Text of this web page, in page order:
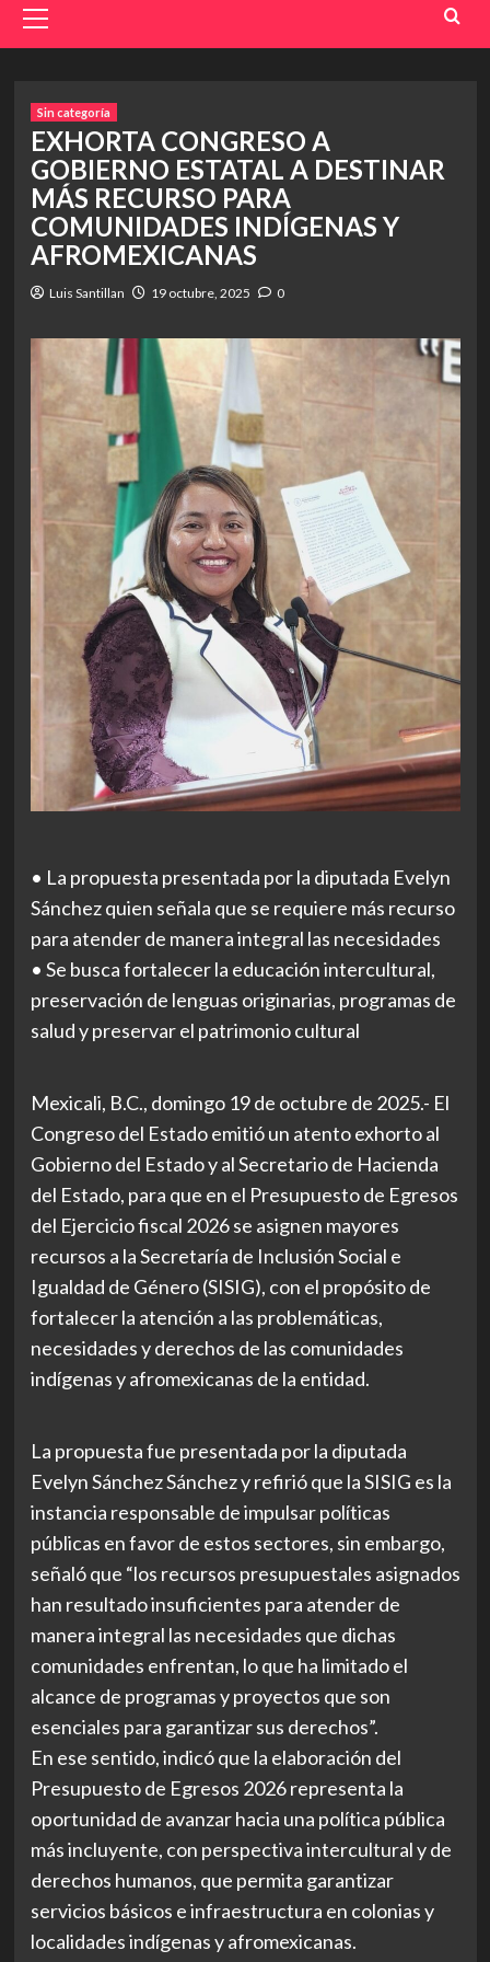
Menu
Sin categoría
EXHORTA CONGRESO A
GOBIERNO ESTATAL A DESTINAR
MÁS RECURSO PARA
COMUNIDADES INDÍGENAS Y
AFROMEXICANAS
Luis Santillan 19 octubre, 2025 0
• La propuesta presentada por la diputada Evelyn
Sánchez quien señala que se requiere más recurso
para atender de manera integral las necesidades
• Se busca fortalecer la educación intercultural,
preservación de lenguas originarias, programas de
salud y preservar el patrimonio cultural
Mexicali, B.C., domingo 19 de octubre de 2025.- El
Congreso del Estado emitió un atento exhorto al
Gobierno del Estado y al Secretario de Hacienda
del Estado, para que en el Presupuesto de Egresos
del Ejercicio fiscal 2026 se asignen mayores
recursos a la Secretaría de Inclusión Social e
Igualdad de Género (SISIG), con el propósito de
fortalecer la atención a las problemáticas,
necesidades y derechos de las comunidades
indígenas y afromexicanas de la entidad.
La propuesta fue presentada por la diputada
Evelyn Sánchez Sánchez y refirió que la SISIG es la
instancia responsable de impulsar políticas
públicas en favor de estos sectores, sin embargo,
señaló que “los recursos presupuestales asignados
han resultado insuficientes para atender de
manera integral las necesidades que dichas
comunidades enfrentan, lo que ha limitado el
alcance de programas y proyectos que son
esenciales para garantizar sus derechos”.
En ese sentido, indicó que la elaboración del
Presupuesto de Egresos 2026 representa la
oportunidad de avanzar hacia una política pública
más incluyente, con perspectiva intercultural y de
derechos humanos, que permita garantizar
servicios básicos e infraestructura en colonias y
localidades indígenas y afromexicanas.